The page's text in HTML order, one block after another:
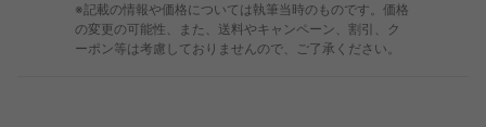
※記載の情報や価格については執筆当時のものです。価格
の変更の可能性、また、送料やキャンペーン、割引、ク
ーポン等は考慮しておりませんので、ご了承ください。